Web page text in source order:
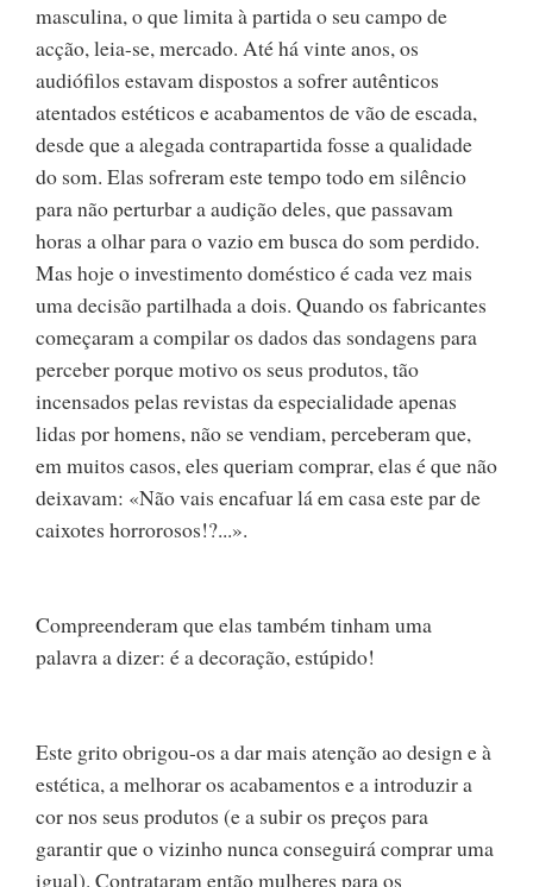
masculina, o que limita à partida o seu campo de
acção, leia-se, mercado. Até há vinte anos, os
audiófilos estavam dispostos a sofrer autênticos
atentados estéticos e acabamentos de vão de escada,
desde que a alegada contrapartida fosse a qualidade
do som. Elas sofreram este tempo todo em silêncio
para não perturbar a audição deles, que passavam
horas a olhar para o vazio em busca do som perdido.
Mas hoje o investimento doméstico é cada vez mais
uma decisão partilhada a dois. Quando os fabricantes
começaram a compilar os dados das sondagens para
perceber porque motivo os seus produtos, tão
incensados pelas revistas da especialidade apenas
lidas por homens, não se vendiam, perceberam que,
em muitos casos, eles queriam comprar, elas é que não
deixavam: «Não vais encafuar lá em casa este par de
caixotes horrorosos!?...».
Compreenderam que elas também tinham uma
palavra a dizer: é a decoração, estúpido!
Este grito obrigou-os a dar mais atenção ao design e à
estética, a melhorar os acabamentos e a introduzir a
cor nos seus produtos (e a subir os preços para
garantir que o vizinho nunca conseguirá comprar uma
igual). Contrataram então mulheres para os